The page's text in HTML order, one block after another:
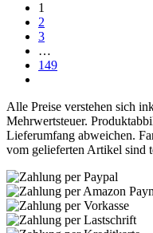
1
2
3
…
149
Alle Preise verstehen sich
Mehrwertsteuer.
Lieferumfang abweichen.
vom gelieferten Artikel sind